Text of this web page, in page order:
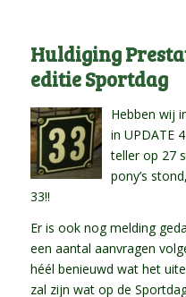
Huldiging
editie Sportdag
Hebben wij
in UPDATE
teller op 27
pony’s
33!!
Er is ook nog melding
een aantal aanvragen
héél benieuwd wat het
zal zijn wat op de